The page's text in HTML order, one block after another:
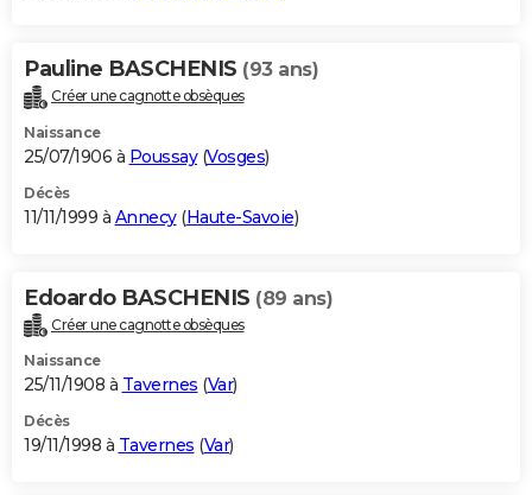
Pauline BASCHENIS (93 ans)
Créer une cagnotte obsèques
Naissance
25/07/1906 à Poussay(Vosges)
Décès
11/11/1999 à Annecy(Haute-Savoie)
Edoardo BASCHENIS (89 ans)
Créer une cagnotte obsèques
Naissance
25/11/1908 à Tavernes (Var)
Décès
19/11/1998 à Tavernes (Var)